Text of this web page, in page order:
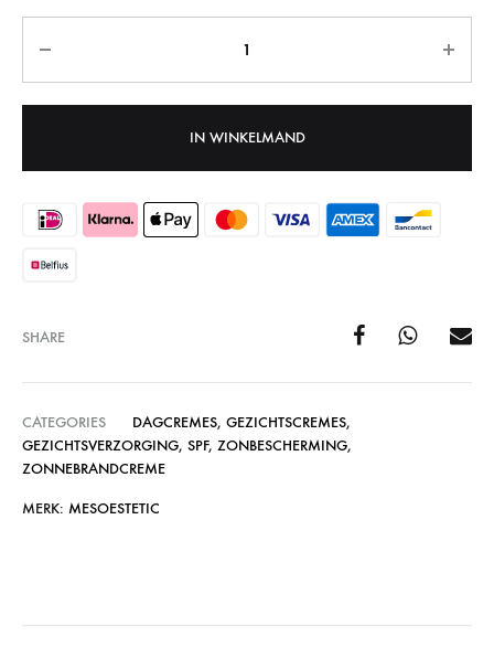
IN WINKELMAND
SHARE
CATEGORIES DAGCREMES, GEZICHTSCREMES,
GEZICHTSVERZORGING, SPF, ZONBESCHERMING,
ZONNEBRANDCREME
MERK: MESOESTETIC